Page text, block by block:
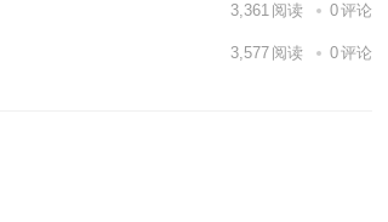
3,361 阅读 0评论
3,577 阅读 0评论